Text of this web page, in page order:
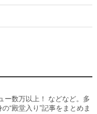
ー数万以上！ などなど。多
“殿堂入り”記事をまとめま